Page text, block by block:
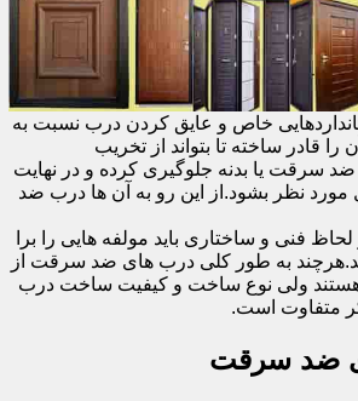
خاص و عایق کردن درب نسبت به
قادر ساخته تا بتواند از تخریب
ضد سرقت یا بدنه جلوگیری کرده و در نهایت
مورد نظر بشود.از این رو به آن ها درب ضد
فنی و ساختاری باید مولفه هایی را برا
به طور کلی درب های ضد سرقت از
هستند ولی نوع ساخت و کیفیت ساخت درب
متفاوت است.
ضد سرقت